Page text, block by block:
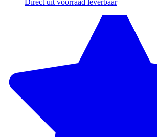
Direct uit voorraad leverbaar